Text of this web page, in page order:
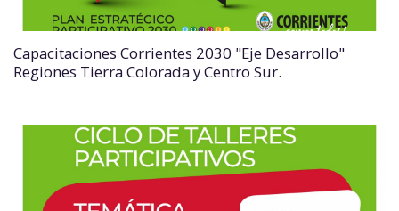
Capacitaciones Corrientes 2030 "Eje Desarrollo"
Regiones Tierra Colorada y Centro Sur.